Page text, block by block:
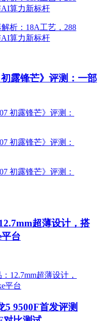
露锋芒》评测：一部
超薄设计，搭
台
5 9500F首发评测